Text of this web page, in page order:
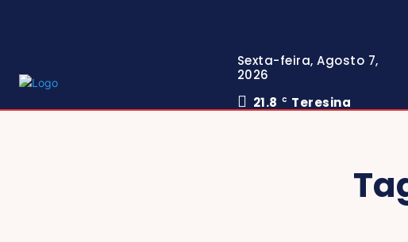
Sexta-feira, Agosto 7,
2026
21.8
C Teresina